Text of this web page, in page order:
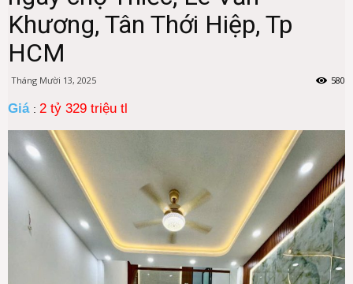
Khương, Tân Thới Hiệp, Tp
HCM
Tháng Mười 13, 2025 580
Giá : 2 tỷ 329 triệu tl